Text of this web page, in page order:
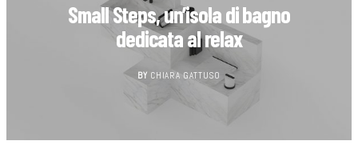
Small Steps, un’isola di bagno
dedicata al relax
BY CHIARA GATTUSO